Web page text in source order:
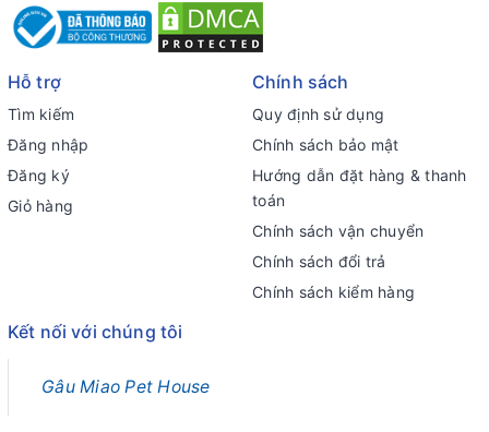
Hỗ trợ
Tìm kiếm
Đăng nhập
Đăng ký
Giỏ hàng
Chính sách
Quy định sử dụng
Chính sách bảo mật
Hướng dẫn đặt hàng & thanh
toán
Chính sách vận chuyển
Chính sách đổi trả
Chính sách kiểm hàng
Kết nối với chúng tôi
Gâu Miao Pet House